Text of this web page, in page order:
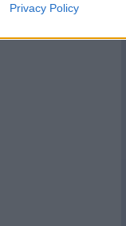
Privacy Policy